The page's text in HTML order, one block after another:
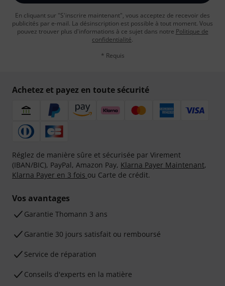
En cliquant sur "S'inscrire maintenant", vous acceptez de recevoir des
publicités par e-mail. La désinscription est possible à tout moment. Vous
pouvez trouver plus d'informations à ce sujet dans notre Politique de
confidentialité.
* Requis
Achetez et payez en toute sécurité
Réglez de manière sûre et sécurisée par Virement
(IBAN/BIC), PayPal, Amazon Pay, Klarna Payer Maintenant,
Klarna Payer en 3 fois ou Carte de crédit.
Vos avantages
Ga­ran­tie Thomann 3 ans
Garantie 30 jours satisfait ou remboursé
Service de réparation
Conseils d'experts en la matière